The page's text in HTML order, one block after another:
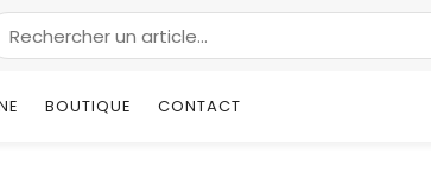
BOUTIQUE CONTACT